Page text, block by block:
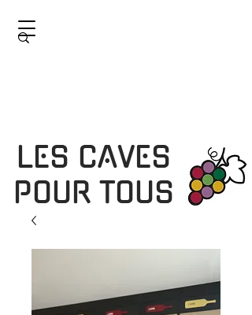
LES CAVES
POUR TOUS